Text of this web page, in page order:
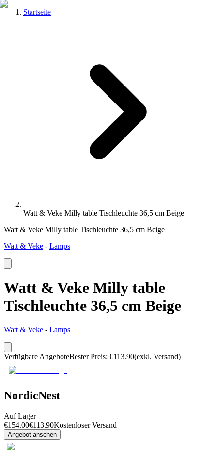
Startseite
Watt & Veke Milly table Tischleuchte 36,5 cm Beige
Watt & Veke Milly table Tischleuchte 36,5 cm Beige
Watt & Veke - Lamps
Watt & Veke Milly table
Tischleuchte 36,5 cm Beige
Watt & Veke - Lamps
Verfügbare AngeboteBester Preis: €113.90(exkl. Versand)
NordicNest
Auf Lager
€154.00€113.90Kostenloser Versand
Angebot ansehen